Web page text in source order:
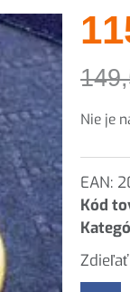
Nie je
EAN:
Kód